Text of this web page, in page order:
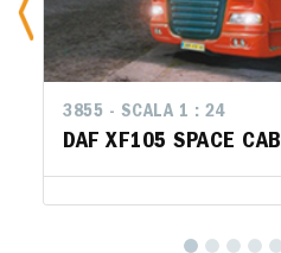
3855 - SCALA 1 : 24
DAF XF105 SPACE CAB